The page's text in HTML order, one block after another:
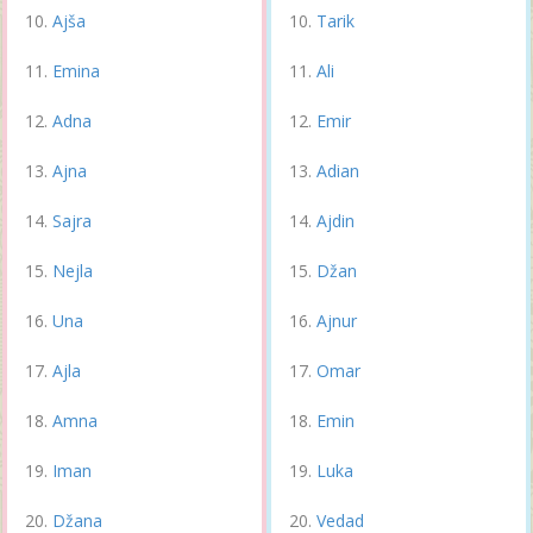
Ajša
Emina
Adna
Ajna
Sajra
Nejla
Una
Ajla
Amna
Iman
Džana
Tarik
Ali
Emir
Adian
Ajdin
Džan
Ajnur
Omar
Emin
Luka
Vedad